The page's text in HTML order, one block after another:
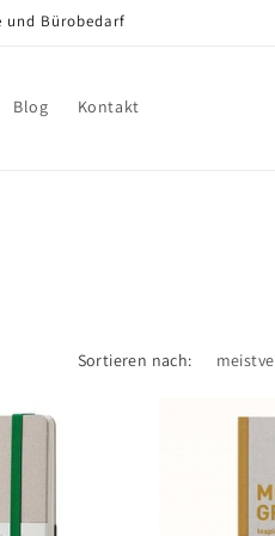
und Bürobedarf
Blog Kontakt
Sortieren nach: